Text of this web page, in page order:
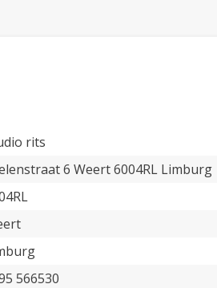
rits
6 Weert 6004RL Limburg
566530